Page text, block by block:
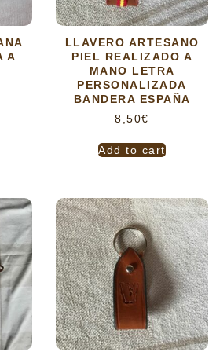
A
LLAVERO ARTESANO
PIEL REALIZADO A
MANO LETRA
PERSONALIZADA
BANDERA ESPAÑA
8,50€
Add to cart